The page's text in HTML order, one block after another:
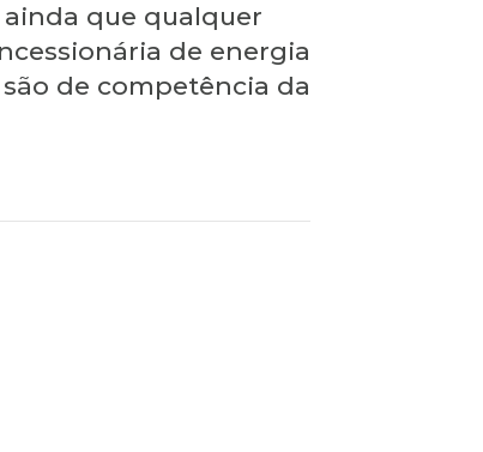
ainda que qualquer
de energia
de competência da